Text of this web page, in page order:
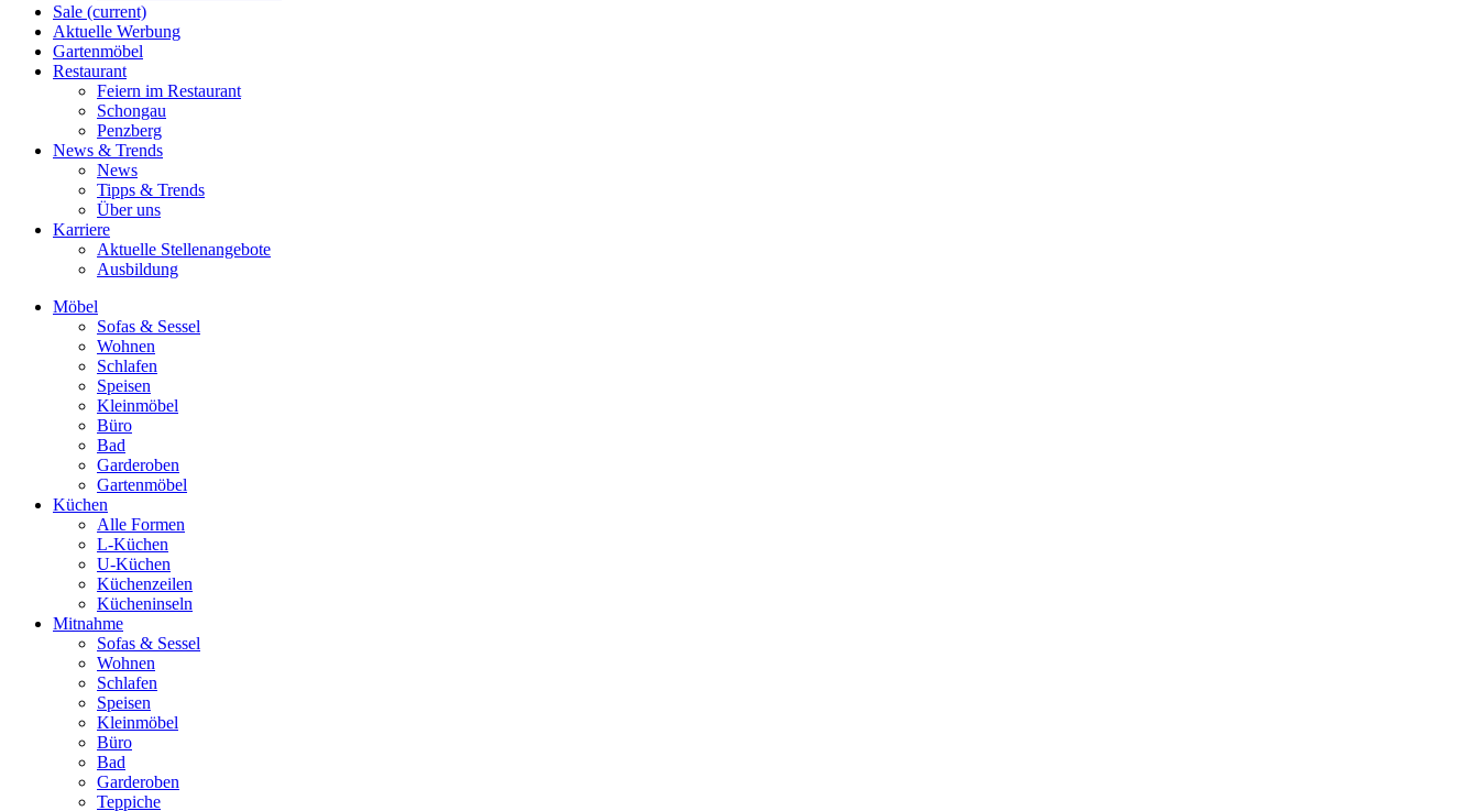
Sale (current)
Aktuelle Werbung
Gartenmöbel
Restaurant
Feiern im Restaurant
Schongau
Penzberg
News & Trends
News
Tipps & Trends
Über uns
Karriere
Aktuelle Stellenangebote
Ausbildung
Möbel
Sofas & Sessel
Wohnen
Schlafen
Speisen
Kleinmöbel
Büro
Bad
Garderoben
Gartenmöbel
Küchen
Alle Formen
L-Küchen
U-Küchen
Küchenzeilen
Kücheninseln
Mitnahme
Sofas & Sessel
Wohnen
Schlafen
Speisen
Kleinmöbel
Büro
Bad
Garderoben
Teppiche